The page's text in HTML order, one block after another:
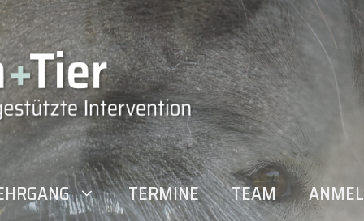
TERMINE TEAM